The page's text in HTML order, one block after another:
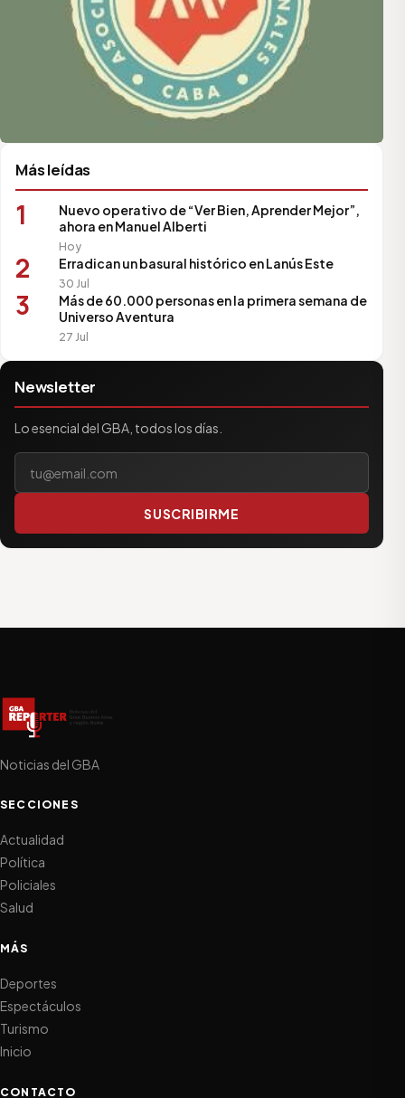
Más leídas
1
Nuevo operativo de “Ver Bien, Aprender Mejor”,
ahora en Manuel Alberti
Hoy
2 Erradican un basural histórico en Lanús Este
30 Jul
3
Más de 60.000 personas en la primera semana de
Universo Aventura
27 Jul
Newsletter
Lo esencial del GBA, todos los días.
Tu correo electrónico
SUSCRIBIRME
Noticias del GBA
SECCIONES
Actualidad
Política
Policiales
Salud
MÁS
Deportes
Espectáculos
Turismo
Inicio
CONTACTO